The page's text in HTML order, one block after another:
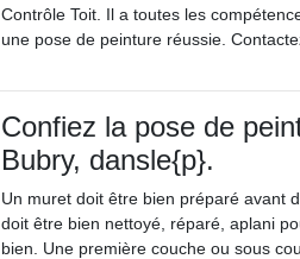
Contrôle Toit. Il a toutes les
une pose de peinture réussie.
Confiez la pose de
Bubry, dansle{p}.
Un muret doit être bien préparé avant
doit être bien nettoyé, réparé, aplani
bien. Une première couche ou sous